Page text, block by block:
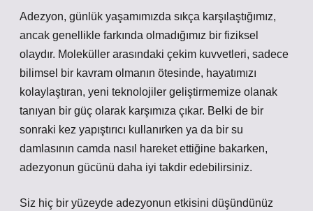
Adezyon, günlük yaşamımızda sıkça karşılaştığımız,
ancak genellikle farkında olmadığımız bir fiziksel
olaydır. Moleküller arasındaki çekim kuvvetleri, sadece
bilimsel bir kavram olmanın ötesinde, hayatımızı
kolaylaştıran, yeni teknolojiler geliştirmemize olanak
tanıyan bir güç olarak karşımıza çıkar. Belki de bir
sonraki kez yapıştırıcı kullanırken ya da bir su
damlasının camda nasıl hareket ettiğine bakarken,
adezyonun gücünü daha iyi takdir edebilirsiniz.
Siz hiç bir yüzeyde adezyonun etkisini düşündünüz